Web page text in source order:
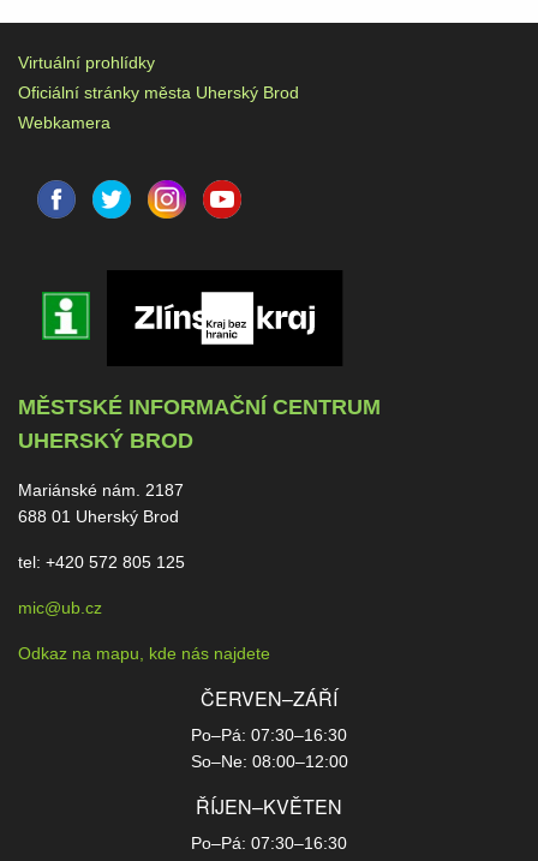
Virtuální prohlídky
Oficiální stránky města Uherský Brod
Webkamera
MĚSTSKÉ INFORMAČNÍ CENTRUM
UHERSKÝ BROD
Mariánské nám. 2187
688 01 Uherský Brod
tel: +420 572 805 125
mic@ub.cz
Odkaz na mapu, kde nás najdete
ČERVEN–ZÁŘÍ
Po–Pá: 07:30–16:30
So–Ne: 08:00–12:00
ŘÍJEN–KVĚTEN
Po–Pá: 07:30–16:30